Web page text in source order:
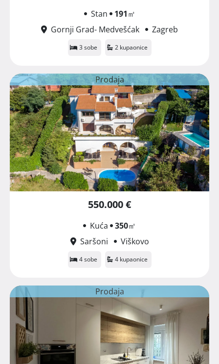
Stan 191㎡
Gornji Grad- Medvešćak
Zagreb
3 sobe 2 kupaonice
Prodaja
550.000 €
Kuća 350㎡
Saršoni
Viškovo
4 sobe 4 kupaonice
Prodaja